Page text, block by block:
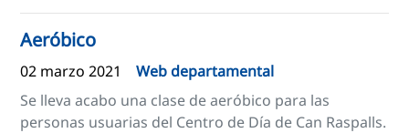
Aeróbico
02 marzo 2021
Web departamental
Se lleva acabo una clase de aeróbico para las
personas usuarias del Centro de Día de Can Raspalls.